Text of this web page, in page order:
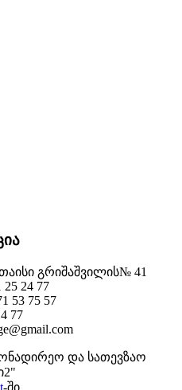
გრიშაშვილის№ 41
25 24 77
53 75 57
77
და სათევზაო
-ში